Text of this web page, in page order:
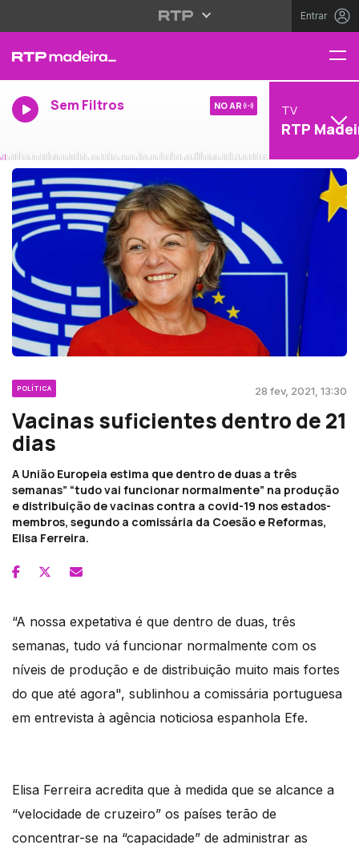
Entrar
Sem Filtros NO AR TV
RTP
POLÍTICA 28 fev, 2021, 13:30
Vacinas suficientes dentro de 21
dias
A União Europeia estima que dentro de duas a três
semanas” “tudo vai funcionar normalmente” na produção
e distribuição de vacinas contra a covid-19 nos estados-
membros, segundo a comissária da Coesão e Reformas,
Elisa Ferreira.
“A nossa expetativa é que dentro de duas, três
semanas, tudo vá funcionar normalmente com os
níveis de produção e de distribuição muito mais fortes
do que até agora", sublinhou a comissária portuguesa
em entrevista à agência noticiosa espanhola Efe.
Elisa Ferreira acredita que à medida que se alcance a
“velocidade de cruzeiro” os países terão de
concentrar-se na “capacidade” de administrar as